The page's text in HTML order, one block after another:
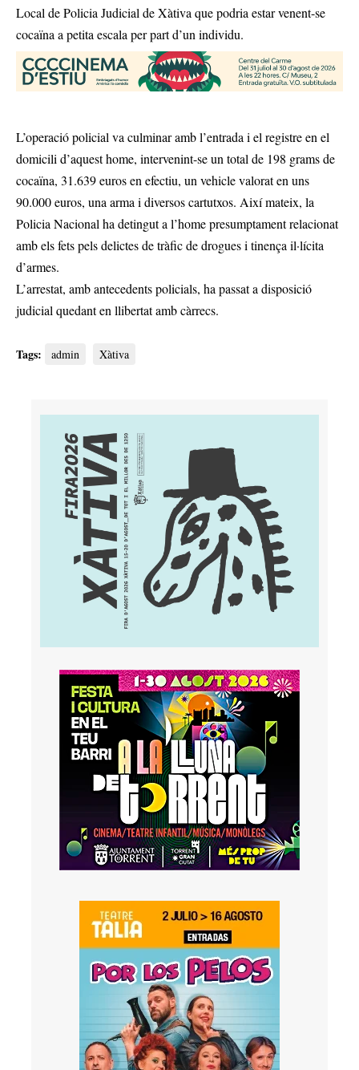
Local de Policia Judicial de Xàtiva que podria estar venent-se
cocaïna a petita escala per part d’un individu.
L’operació policial va culminar amb l’entrada i el registre en el
domicili d’aquest home, intervenint-se un total de 198 grams de
cocaïna, 31.639 euros en efectiu, un vehicle valorat en uns
90.000 euros, una arma i diversos cartutxos. Així mateix, la
Policia Nacional ha detingut a l’home presumptament relacionat
amb els fets pels delictes de tràfic de drogues i tinença il·lícita
d’armes.
L’arrestat, amb antecedents policials, ha passat a disposició
judicial quedant en llibertat amb càrrecs.
Tags: admin Xàtiva